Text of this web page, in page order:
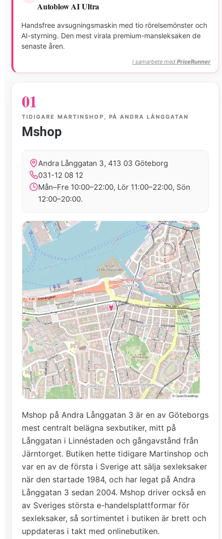
Autoblow AI Ultra
Handsfree avsugningsmaskin med tio rörelsemönster och
AI-styrning. Den mest virala premium-mansleksaken de
senaste åren.
i samarbete medPriceRunner
01
TIDIGARE MARTINSHOP, PÅ ANDRA LÅNGGATAN
Mshop
Andra Långgatan 3, 413 03 Göteborg
031-12 08 12
Mån–Fre 10:00–22:00, Lör 11:00–22:00, Sön
12:00–20:00.
Mshop på Andra Långgatan 3 är en av Göteborgs
mest centralt belägna sexbutiker, mitt på
Långgatan i Linnéstaden och gångavstånd från
Järntorget. Butiken hette tidigare Martinshop och
var en av de första i Sverige att sälja sexleksaker
när den startade 1984, och har legat på Andra
Långgatan 3 sedan 2004. Mshop driver också en
av Sveriges största e-handelsplattformar för
sexleksaker, så sortimentet i butiken är brett och
uppdateras i takt med onlinebutiken.